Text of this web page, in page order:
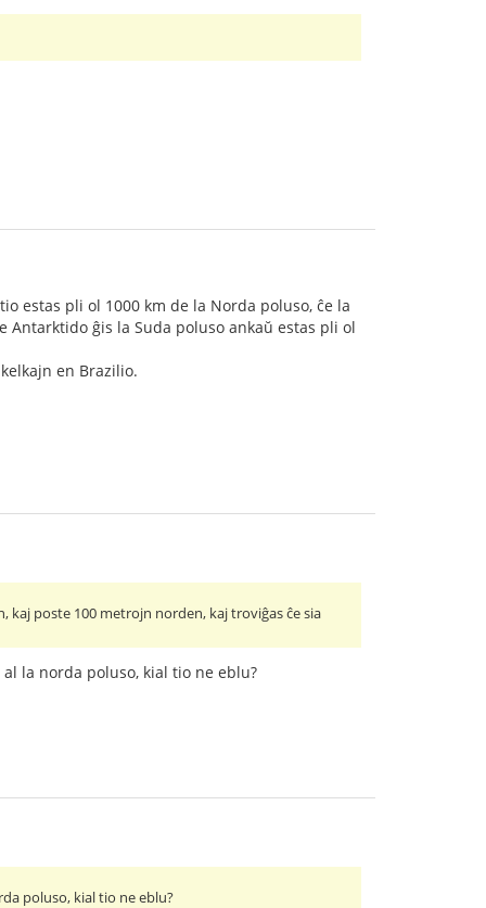
estas pli ol 1000 km de la Norda poluso, ĉe la
Antarktido ĝis la Suda poluso ankaŭ estas pli ol
en Brazilio.
kaj poste 100 metrojn norden, kaj troviĝas ĉe sia
la norda poluso, kial tio ne eblu?
poluso, kial tio ne eblu?